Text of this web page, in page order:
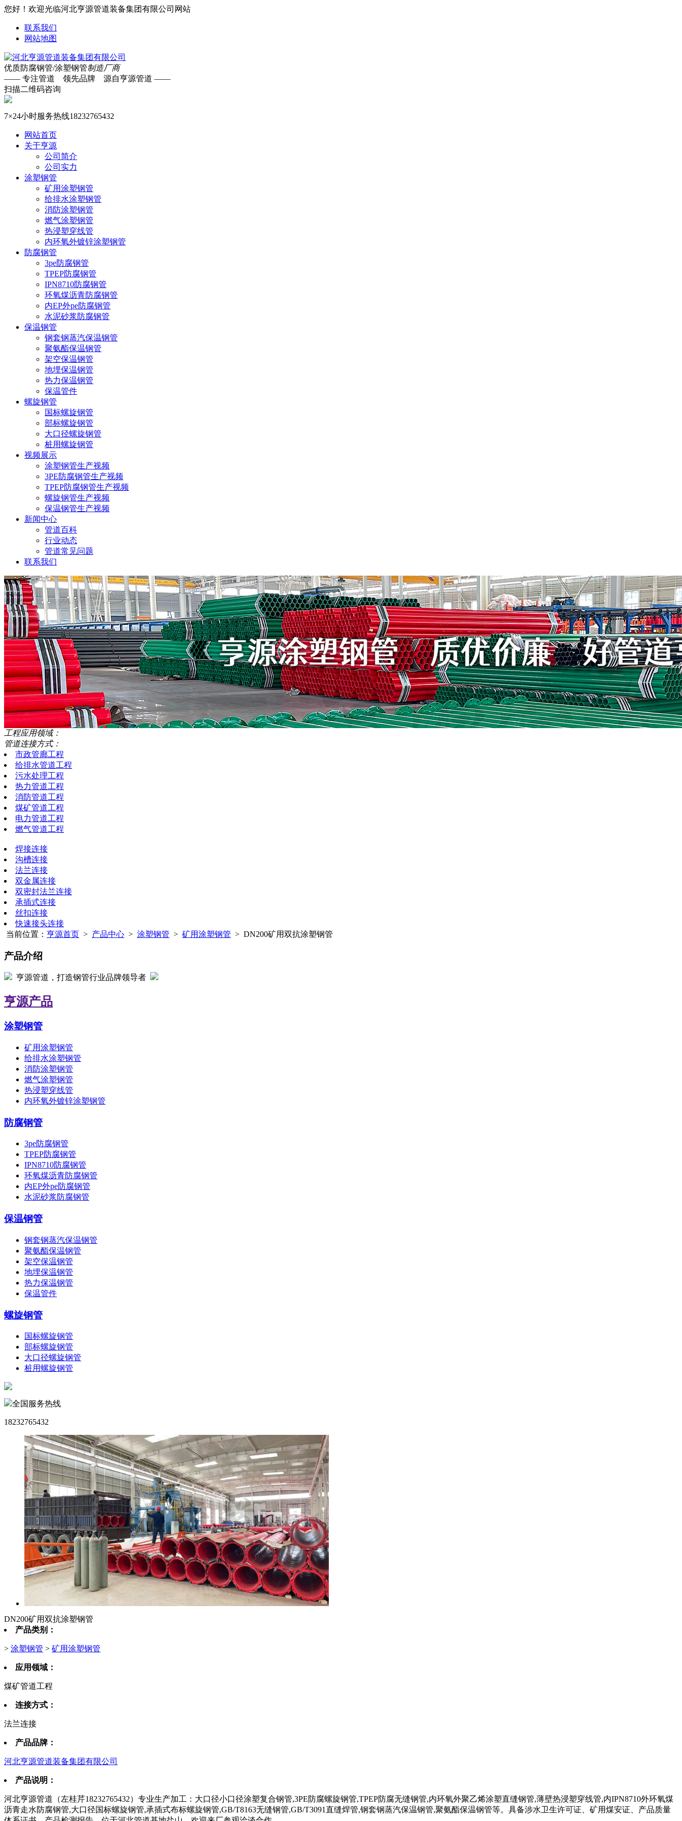
您好！欢迎光临河北亨源管道装备集团有限公司网站
联系我们
网站地图
优质防腐钢管/涂塑钢管制造厂商
—— 专注管道 领先品牌 源自亨源管道 ——
扫描二维码咨询
7×24小时服务热线18232765432
网站首页
关于亨源
公司简介
公司实力
涂塑钢管
矿用涂塑钢管
给排水涂塑钢管
消防涂塑钢管
燃气涂塑钢管
热浸塑穿线管
内环氧外镀锌涂塑钢管
防腐钢管
3pe防腐钢管
TPEP防腐钢管
IPN8710防腐钢管
环氧煤沥青防腐钢管
内EP外pe防腐钢管
水泥砂浆防腐钢管
保温钢管
钢套钢蒸汽保温钢管
聚氨酯保温钢管
架空保温钢管
地埋保温钢管
热力保温钢管
保温管件
螺旋钢管
国标螺旋钢管
部标螺旋钢管
大口径螺旋钢管
桩用螺旋钢管
视频展示
涂塑钢管生产视频
3PE防腐钢管生产视频
TPEP防腐钢管生产视频
螺旋钢管生产视频
保温钢管生产视频
新闻中心
管道百科
行业动态
管道常见问题
联系我们
工程应用领域：
管道连接方式：
市政管廊工程
给排水管道工程
污水处理工程
热力管道工程
消防管道工程
煤矿管道工程
电力管道工程
燃气管道工程
焊接连接
沟槽连接
法兰连接
双金属连接
双密封法兰连接
承插式连接
丝扣连接
快速接头连接
当前位置： 亨源首页 > 产品中心 > 涂塑钢管 > 矿用涂塑钢管 > DN200矿用双抗涂塑钢管
产品介绍
亨源管道，打造钢管行业品牌领导者
亨源产品
涂塑钢管
矿用涂塑钢管
给排水涂塑钢管
消防涂塑钢管
燃气涂塑钢管
热浸塑穿线管
内环氧外镀锌涂塑钢管
防腐钢管
3pe防腐钢管
TPEP防腐钢管
IPN8710防腐钢管
环氧煤沥青防腐钢管
内EP外pe防腐钢管
水泥砂浆防腐钢管
保温钢管
钢套钢蒸汽保温钢管
聚氨酯保温钢管
架空保温钢管
地埋保温钢管
热力保温钢管
保温管件
螺旋钢管
国标螺旋钢管
部标螺旋钢管
大口径螺旋钢管
桩用螺旋钢管
全国服务热线
18232765432
DN200矿用双抗涂塑钢管
产品类别：
> 涂塑钢管 > 矿用涂塑钢管
应用领域：
煤矿管道工程
连接方式：
法兰连接
产品品牌：
河北亨源管道装备集团有限公司
产品说明：
河北亨源管道（左桂芹18232765432）专业生产加工：大口径小口径涂塑复合钢管,3PE防腐螺旋钢管,TPEP防腐无缝钢管,内环氧外聚乙烯涂塑直缝钢管,薄壁热浸塑穿线管,内IPN8710外环氧煤
沥青走水防腐钢管,大口径国标螺旋钢管,承插式布标螺旋钢管,GB/T8163无缝钢管,GB/T3091直缝焊管,钢套钢蒸汽保温钢管,聚氨酯保温钢管等。具备涉水卫生许可证、矿用煤安证、产品质量